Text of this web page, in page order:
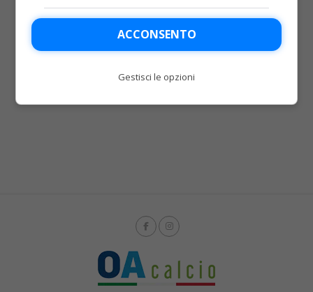
ACCONSENTO
Gestisci le opzioni